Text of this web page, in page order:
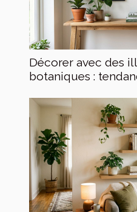
Décorer avec des
botaniques :